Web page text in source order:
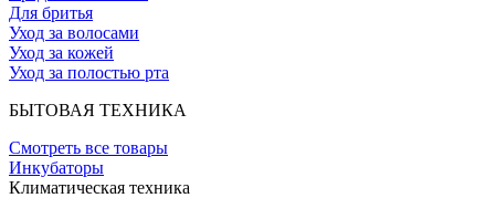
Для бритья
Уход за волосами
Уход за кожей
Уход за полостью рта
БЫТОВАЯ ТЕХНИКА
Смотреть все товары
Инкубаторы
Климатическая техника